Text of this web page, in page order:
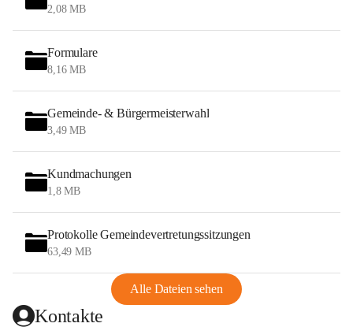
2,08 MB
Formulare
8,16 MB
Gemeinde- & Bürgermeisterwahl
3,49 MB
Kundmachungen
1,8 MB
Protokolle Gemeindevertretungssitzungen
63,49 MB
Alle Dateien sehen
Kontakte